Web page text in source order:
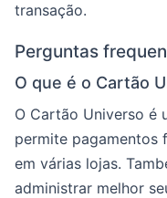
transação.
Perguntas
O que é o Cartão
O Cartão Universo é
permite pagamentos
em várias lojas.
administrar melhor